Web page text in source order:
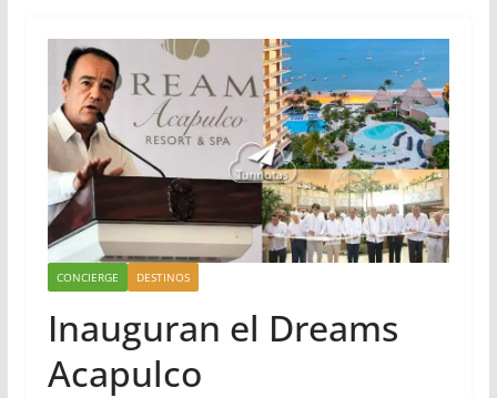
CONCIERGE DESTINOS
Inauguran el Dreams
Acapulco